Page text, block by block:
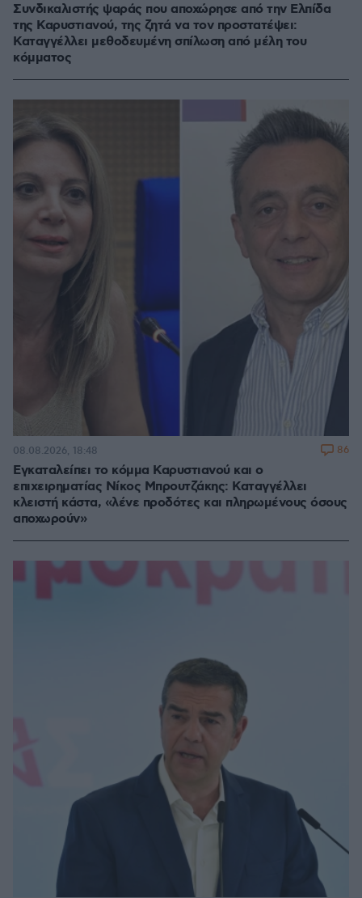
Συνδικαλιστής ψαράς που αποχώρησε από την Ελπίδα
της Καρυστιανού, της ζητά να τον προστατέψει:
Καταγγέλλει μεθοδευμένη σπίλωση από μέλη του
κόμματος
Εγκαταλείπει το κόμμα Καρυστιανού και ο
επιχειρηματίας Νίκος Μπρουτζάκης: Καταγγέλλει
κλειστή κάστα, «λένε προδότες και πληρωμένους όσους
αποχωρούν»
08.08.2026, 18:48 86